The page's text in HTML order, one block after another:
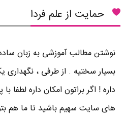
حمایت از علم فردا
نوشتن مطالب آموزشی به زبان
بسیار سختیه . از طرفی ،
داره ! اگر براتون امکان داره لطفا
های سایت سهیم باشید تا ما هم